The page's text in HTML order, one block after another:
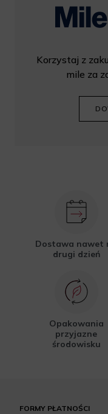
Korzystaj z
mile za
Dostawa nawet
drugi dzień
Opakowania
przyjazne
środowisku
FORMY PŁATNOŚCI